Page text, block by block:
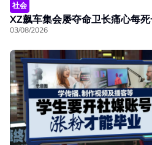
社会
XZ飙车集会屡夺命卫长痛心每
03/08/2026